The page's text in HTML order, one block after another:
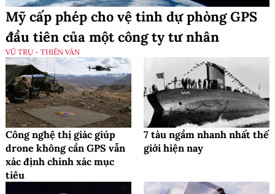
Mỹ cấp phép cho vệ tinh dự phòng GPS
đầu tiên của một công ty tư nhân
VŨ TRỤ - THIÊN VĂN
Công nghệ thị giác giúp
drone không cần GPS vẫn
xác định chính xác mục
tiêu
7 tàu ngầm nhanh nhất thế
giới hiện nay